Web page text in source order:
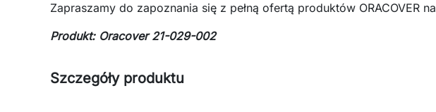
Zapraszamy do zapoznania się z pełną ofertą produktów ORACOVER na
Produkt: Oracover 21-029-002
Szczegóły produktu